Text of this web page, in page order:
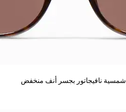
نافيجاتور بجسر أنف منخفض